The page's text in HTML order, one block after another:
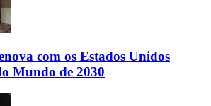
com os Estados Unidos
Mundo de 2030